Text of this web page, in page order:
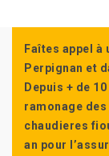
Faîtes appel à
Perpignan et
Depuis + de
ramonage
chaudieres
an pour